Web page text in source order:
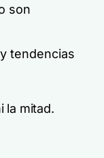
son
tendencias
la mitad.